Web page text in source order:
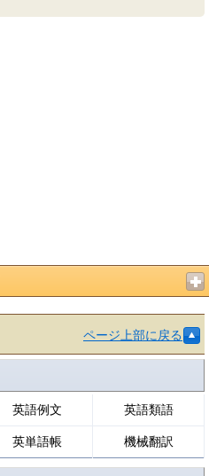
ページ上部に戻る
英語例文 英語類語
英単語帳 機械翻訳